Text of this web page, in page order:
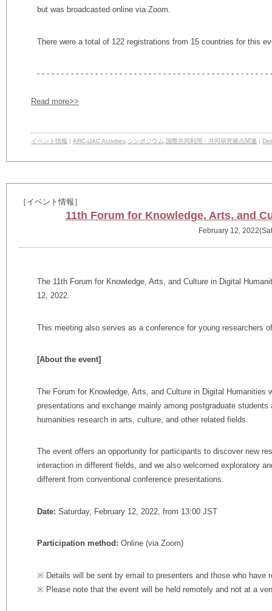
but was broadcasted online via Zoom.
There were a total of 122 registrations from 15 countries for this
- - - - - - - - - - - - - - - - - - - - - - - - - - - - - - - - - - - - - - - - - - - - - - - -
Read more>>
イベント情報 | ARC-iJAC Activities シンポジウム 国際共同利用・共同研究拠点関連 |
［イベント情報］
11th Forum for Knowledge, Arts, and
February 12,
The 11th Forum for Knowledge, Arts, and Culture in Digital
12, 2022.
This meeting also serves as a conference for young researchers
[About the event]
The Forum for Knowledge, Arts, and Culture in Digital Humanities
presentations and exchange mainly among postgraduate
humanities research in arts, culture, and other related fields.
The event offers an opportunity for participants to discover new
interaction in different fields, and we also welcomed exploratory
different from conventional conference presentations.
Date: Saturday, February 12, 2022, from 13:00 JST
Participation method: Online (via Zoom)
※ Details will be sent by email to presenters and those who have
※ Please note that the event will be held remotely and not at a